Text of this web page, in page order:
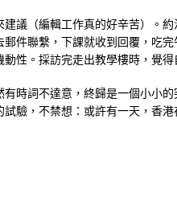
議（編輯工作真的好辛苦）。
件聯繫，下課就收到回覆，吃
性。採訪完走出教學樓時，覺得
時詞不達意，終歸是一個小小
驗，不禁想：或許有一天，香港